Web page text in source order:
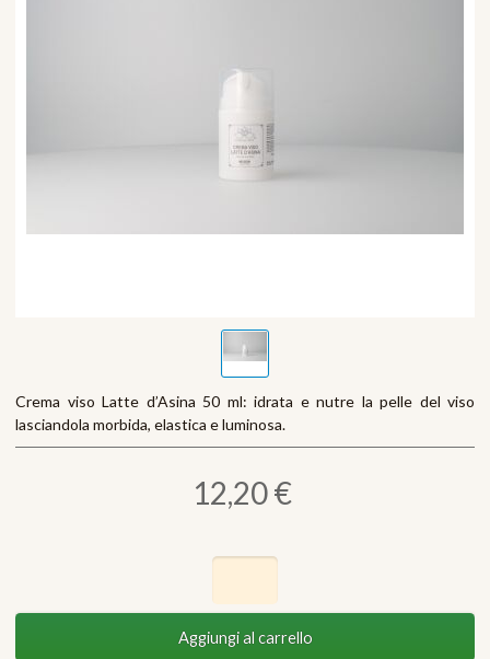
Crema viso Latte d’Asina 50 ml: idrata e nutre la pelle del viso
lasciandola morbida, elastica e luminosa.
12,20 €